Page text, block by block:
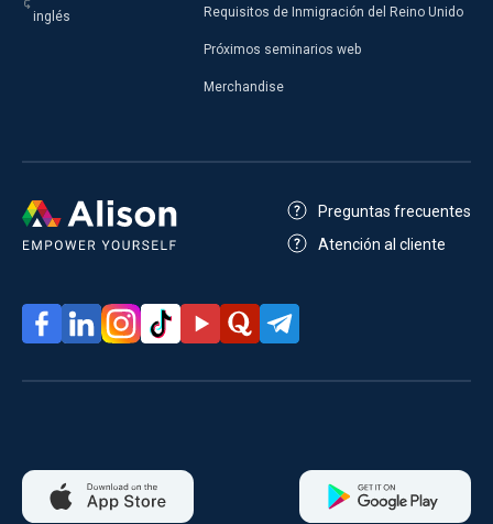
inglés
Requisitos de Inmigración del Reino Unido
Próximos seminarios web
Merchandise
Preguntas frecuentes
Atención al cliente